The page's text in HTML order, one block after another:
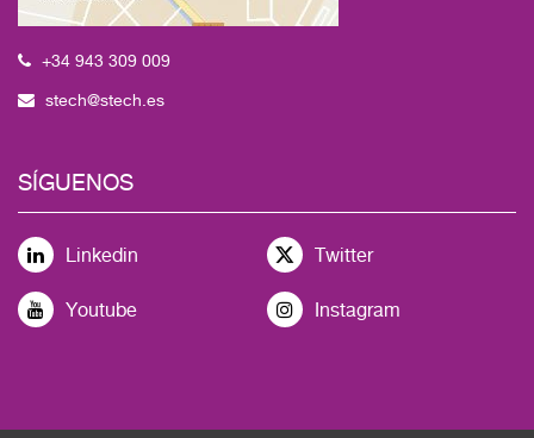
+34 943 309 009
stech@stech.es
SÍGUENOS
Linkedin Twitter
Youtube Instagram